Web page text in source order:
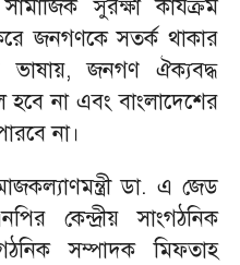
সুরক্ষা কার্যক্রম
জনগণকে সতর্ক থাকার
ভাষায়, জনগণ ঐক্যবদ্ধ
না এবং বাংলাদেশের
না।
ডা. এ জেড
কেন্দ্রীয় সাংগঠনিক
সম্পাদক মিফতাহ